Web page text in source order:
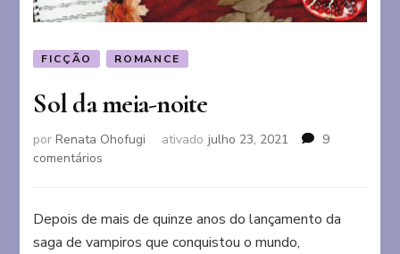
FICÇÃO ROMANCE
Sol da meia-noite
porRenata Ohofugi ativado julho 23, 2021
9
comentários
meia-
Depois de mais de quinze anos do lançamento da
saga de vampiros que conquistou o mundo,